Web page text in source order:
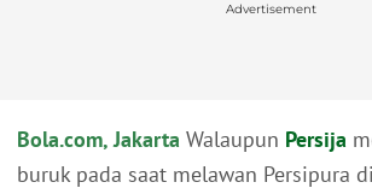
Advertisement
Bola.com, Jakarta Walaupun Persija
buruk pada saat melawan Persipura